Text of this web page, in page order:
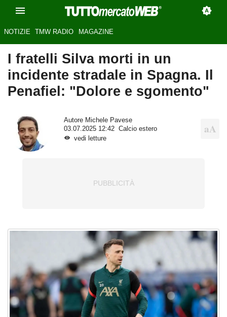
NOTIZIE TMW RADIO MAGAZINE
I fratelli Silva morti in un
incidente stradale in Spagna. Il
Penafiel: "Dolore e sgomento"
Autore Michele Pavese
03.07.2025 12:42
Calcio estero
vedi letture